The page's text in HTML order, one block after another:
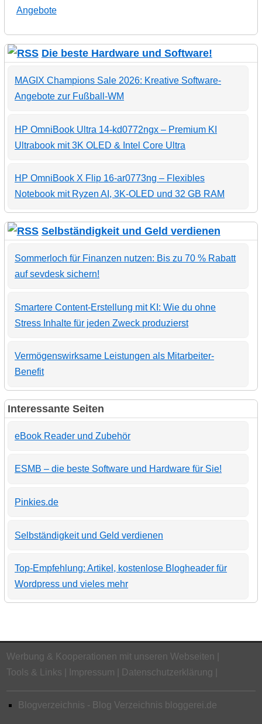
Angebote
Die beste Hardware und Software!
MAGIX Champions Sale 2026: Kreative Software-
Angebote zur Fußball-WM
HP OmniBook Ultra 14-kd0772ngx – Premium KI
Ultrabook mit 3K OLED & Intel Core Ultra
HP OmniBook X Flip 16-ar0773ng – Flexibles
Notebook mit Ryzen AI, 3K-OLED und 32 GB RAM
Selbständigkeit und Geld verdienen
Sommerloch für Finanzen nutzen: Bis zu 70 % Rabatt
auf sevdesk sichern!
Smartere Content-Erstellung mit KI: Wie du ohne
Stress Inhalte für jeden Zweck produzierst
Vermögenswirksame Leistungen als Mitarbeiter-
Benefit
Interessante Seiten
eBook Reader und Zubehör
ESMB – die beste Software und Hardware für Sie!
Pinkies.de
Selbständigkeit und Geld verdienen
Top-Empfehlung: Artikel, kostenlose Blogheader für
Wordpress und vieles mehr
Werbung & Kooperationen mit unseren Webseiten
Tools & Links
Impressum Datenschutzerklärung
Blogverzeichnis - Blog Verzeichnis bloggerei.de